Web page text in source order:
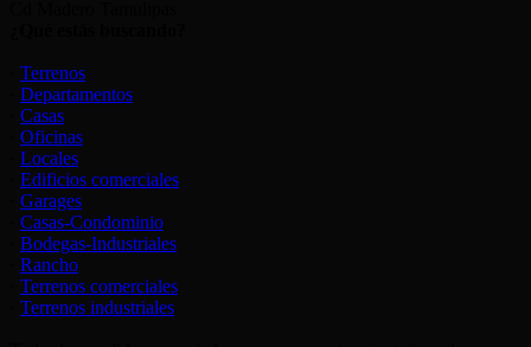
Terrenos
Departamentos
Casas
Oficinas
Locales
Edificios comerciales
Garages
Casas-Condominio
Bodegas-Industriales
Rancho
Terrenos comerciales
Terrenos industriales